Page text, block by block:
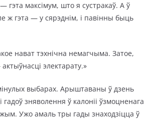
максімум, што я сустракаў. А ў
ж гэта — у сярэднім, і павінны быць
нават тэхнічна немагчыма. Затое,
электарату.»
выбарах. Арыштаваны ў дзень
зняволення ў калоніі ўзмоцненага
Ужо амаль тры гады знаходзіцца ў